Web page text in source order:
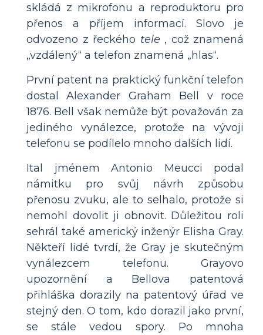
skládá z mikrofonu a reproduktoru pro
přenos a příjem informací. Slovo je
odvozeno z řeckého tele , což znamená
„vzdálený“ a telefon znamená „hlas“.
První patent na praktický funkční telefon
dostal Alexander Graham Bell v roce
1876. Bell však nemůže být považován za
jediného vynálezce, protože na vývoji
telefonu se podílelo mnoho dalších lidí.
Ital jménem Antonio Meucci podal
námitku pro svůj návrh způsobu
přenosu zvuku, ale to selhalo, protože si
nemohl dovolit ji obnovit. Důležitou roli
sehrál také americký inženýr Elisha Gray.
Někteří lidé tvrdí, že Gray je skutečným
vynálezcem telefonu. Grayovo
upozornění a Bellova patentová
přihláška dorazily na patentový úřad ve
stejný den. O tom, kdo dorazil jako první,
se stále vedou spory. Po mnoha